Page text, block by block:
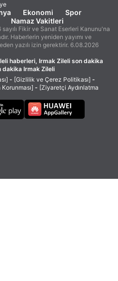
Ekonomi
Spor
Namaz Vakitleri
Fikir ve Sanat Eserleri Kanunu'na
Haberlerin yeniden yayımı ve
yazılı izin gerektirir. 6.08.2026
haberleri, Irmak Zileli son dakika
dakika Irmak Zileli
- [Gizlilik ve Çerez Politikası] -
- [Ziyaretçi Aydınlatma